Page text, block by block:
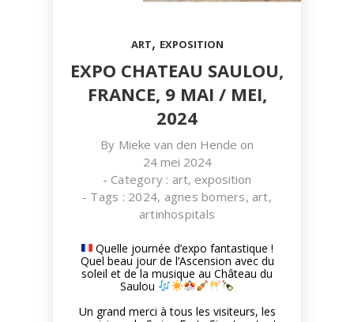
ART, EXPOSITION
EXPO CHATEAU SAULOU,
FRANCE, 9 MAI / MEI,
2024
By Mieke van den Hende on
24 mei 2024
- Category : art, exposition
- Tags : 2024, agnes bomers, art,
artinhospitals
Quelle journée d’expo fantastique !
Quel beau jour de l’Ascension avec du
soleil et de la musique au Château du
Saulou
Un grand merci à tous les visiteurs, les